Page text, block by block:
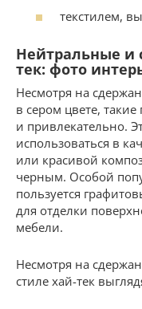
текстилем,
Нейтральные и
тек: фото
Несмотря на
в сером цвете,
и привлекательно.
использоваться в
или красивой
черным. Особой
пользуется
для отделки
мебели.
Несмотря на
стиле хай-тек